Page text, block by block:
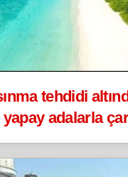
tehdidi
adalarla